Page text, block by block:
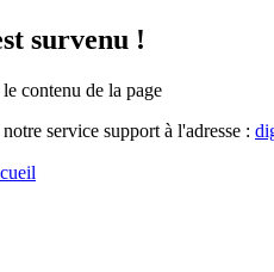
survenu !
contenu de la page
service support à l'adresse :